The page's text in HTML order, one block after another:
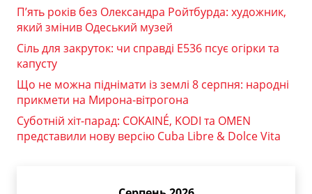
П’ять років без Олександра Ройтбурда: художник,
який змінив Одеський музей
Сіль для закруток: чи справді Е536 псує огірки та
капусту
Що не можна піднімати із землі 8 серпня: народні
прикмети на Мирона-вітрогона
Суботній хіт-парад: COKAINÉ, KODI та OMEN
представили нову версію Cuba Libre & Dolce Vita